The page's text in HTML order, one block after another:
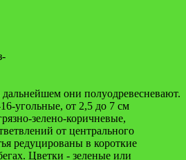
они полуодревесневают.
угольные, от 2,5 до 7 см
зелено-коричневые,
от центрального
редуцированы в короткие
Цветки - зеленые или